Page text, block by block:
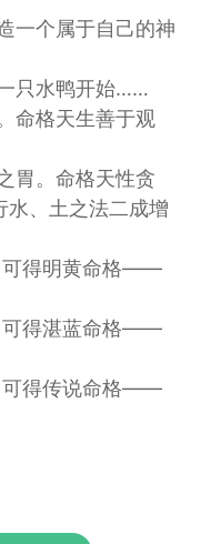
一个属于自己的神
只水鸭开始……
命格天生善于观
胃。命格天性贪
、土之法二成增
可得明黄命格——
可得湛蓝命格——
可得传说命格——